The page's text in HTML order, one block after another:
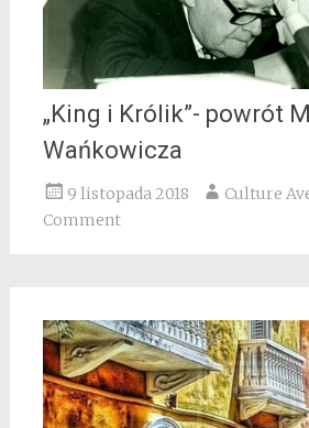
„King i Królik”- powrót
Wańkowicza
9 listopada 2018 Culture
Comment